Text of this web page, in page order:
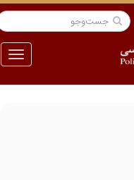
منو